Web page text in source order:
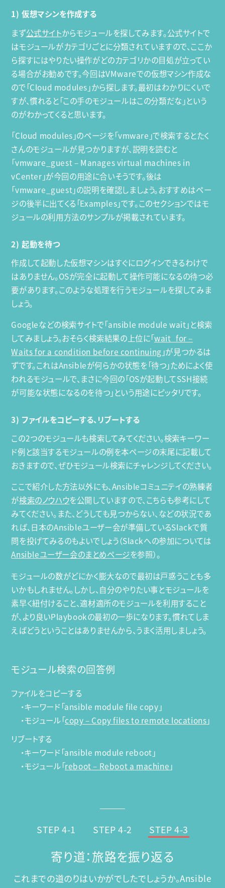
1) 仮想マシンを作成する
まず公式サイトからモジュールを探してみます。公式サイトで
はモジュールがカテゴリごとに分類されていますので、ここか
ら探すにはやりたい操作がどのカテゴリかの目処が立ってい
る場合がお勧めです。今回はVMwareでの仮想マシン作成な
ので「Cloud modules」から探します。最初はわかりにくいで
すが、慣れると「この手のモジュールはこの分類だな」という
のがわかってくると思います。
「Cloud modules」のページを「vmware」で検索するとたく
さんのモジュールが見つかりますが、説明を読むと
「vmware_guest – Manages virtual machines in
vCenter」が今回の用途に合いそうです。後は
「vmware_guest」の説明を確認しましょう。おすすめはペー
ジの後半に出てくる「Examples」です。このセクションではモ
ジュールの利用方法のサンプルが掲載されています。
2) 起動を待つ
作成して起動した仮想マシンはすぐにログインできるわけで
はありません。OSが完全に起動して操作可能になるの待つ必
要があります。このような処理を行うモジュールを探してみま
しょう。
Googleなどの検索サイトで「ansible module wait」と検索
してみましょう。おそらく検索結果の上位に「wait_for –
Waits for a condition before continuing 」が見つかるは
ずです。これはAnsibleが何らかの状態を「待つ」ためによく使
われるモジュールで、まさに今回の「OSが起動してSSH接続
が可能な状態になるのを待つ」という用途にピッタリです。
3) ファイルをコピーする、リブートする
この2つのモジュールも検索してみてください。検索キーワー
ド例と該当するモジュールの例を本ページの末尾に記載して
おきますので、ぜひモジュール検索にチャレンジしてください。
ここで紹介した方法以外にも、Ansibleコミュニテイの熟練者
が検索のノウハウを公開していますので、こちらも参考にして
みてください。また、どうしても見つからない、などの状況であ
れば、日本のAnsibleユーザー会が準備しているSlackで質
問を投げてみるのもよいでしょう（Slackへの参加については
Ansibleユーザー会のまとめページを参照）。
モジュールの数がどにかく膨大なので最初は戸惑うことも多
いかもしれません。しかし、自分のやりたい事とモジュールを
素早く紐付けること、適材適所のモジュールを利用すること
が、より良いPlaybookの最初の一歩になります。慣れてしま
えばどうということはありませんから、うまく活用しましょう。
モジュール検索の回答例
ファイルをコピーする
・キーワード「ansible module file copy」
・モジュール「copy – Copy files to remote locations」
リブートする
・キーワード「ansible module reboot」
・モジュール「reboot – Reboot a machine 」
STEP 4-1 STEP 4-2 STEP 4-3
寄り道：旅路を振り返る
これまでの道のりはいかがでしたでしょうか。Ansible